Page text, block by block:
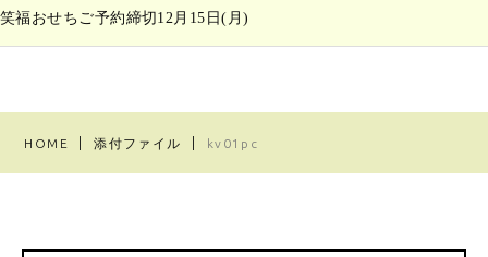
笑福おせちご予約締切12月15日(月)
HOME 添付ファイル kv01pc